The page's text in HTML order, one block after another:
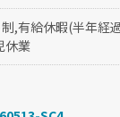
,有給休暇(半年経
休業